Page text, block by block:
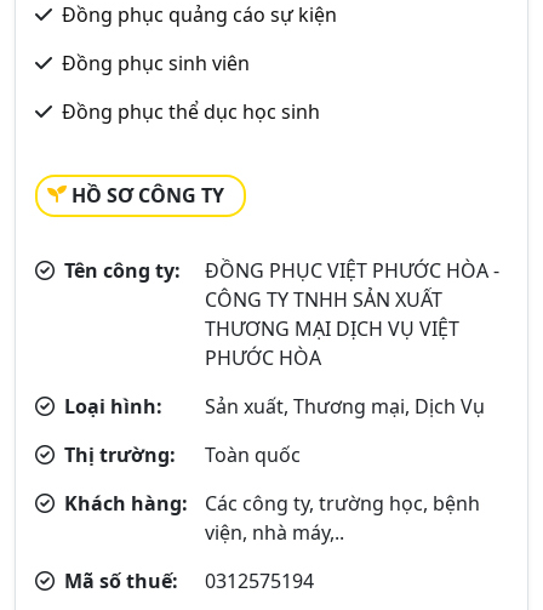
Đồng phục quảng cáo sự kiện
Đồng phục sinh viên
Đồng phục thể dục học sinh
HỒ SƠ CÔNG TY
Tên công ty:
ĐỒNG PHỤC VIỆT PHƯỚC HÒA -
CÔNG TY TNHH SẢN XUẤT
THƯƠNG MẠI DỊCH VỤ VIỆT
PHƯỚC HÒA
Loại hình:
Sản xuất, Thương mại, Dịch Vụ
Thị trường:
Toàn quốc
Khách hàng:
Các công ty, trường học, bệnh
viện, nhà máy,..
Mã số thuế:
0312575194